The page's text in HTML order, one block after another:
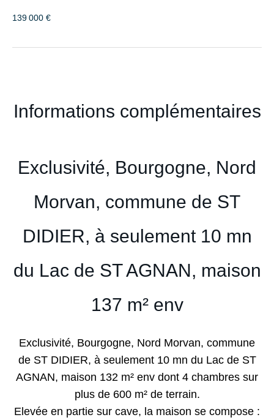
139 000 €
Informations complémentaires
Exclusivité, Bourgogne, Nord
Morvan, commune de ST
DIDIER, à seulement 10 mn
du Lac de ST AGNAN, maison
137 m² env
Exclusivité, Bourgogne, Nord Morvan, commune
de ST DIDIER, à seulement 10 mn du Lac de ST
AGNAN, maison 132 m² env dont 4 chambres sur
plus de 600 m² de terrain.
Elevée en partie sur cave, la maison se compose :